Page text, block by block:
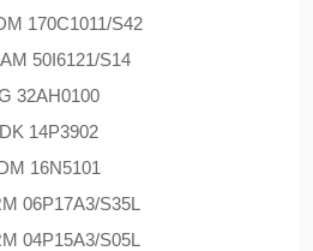
170C1011/S42
50I6121/S14
32AH0100
14P3902
16N5101
06P17A3/S35L
04P15A3/S05L